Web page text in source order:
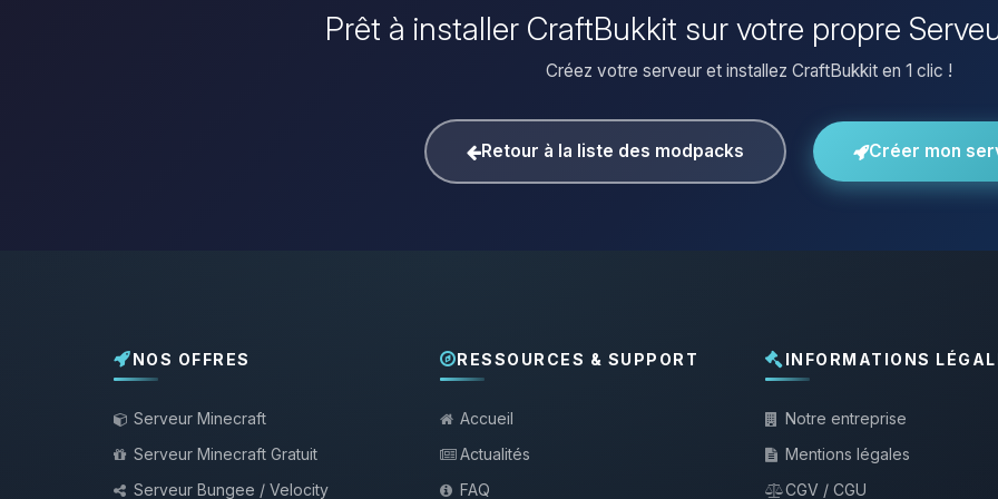
Prêt à installer CraftBukkit sur votre propre
Créez votre serveur et installez CraftBukkit en 1 clic !
Retour à la liste des modpacks Créer mon
NOS OFFRES
Serveur Minecraft
Serveur Minecraft Gratuit
Serveur Bungee / Velocity
RESSOURCES & SUPPORT
Accueil
Actualités
FAQ
INFORMATIONS
Notre entreprise
Mentions légales
CGV / CGU